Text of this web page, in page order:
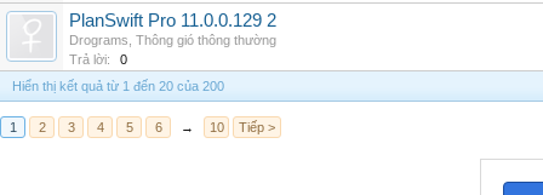
PlanSwift Pro 11.0.0.129 2
Drograms Thông gió thông thường
Trả lời:
0
Hiển thị kết quả từ 1 đến 20 của 200
1 2 3 4 5 6 → 10 Tiếp >